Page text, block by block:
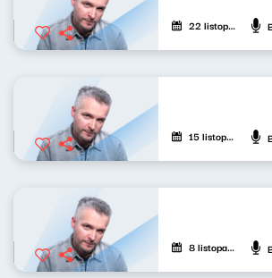
22 listopada 2022
15 listopada 2022
8 listopada 2022